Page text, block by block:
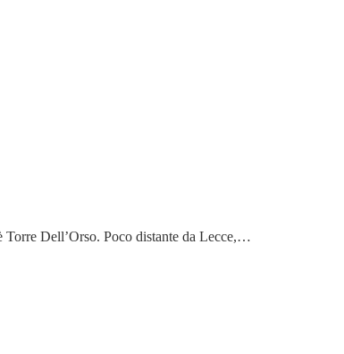
Torre Dell’Orso. Poco distante da Lecce,…